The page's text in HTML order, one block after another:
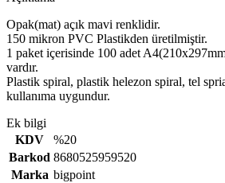
Opak(mat) açık mavi renklidir.
150 mikron PVC Plastikden üretilmiştir.
1 paket içerisinde 100 adet
vardır.
Plastik spiral, plastik helezon spiral, tel
kullanıma uygundur.
Ek bilgi
KDV
%20
Barkod 8680525959520
Marka bigpoint